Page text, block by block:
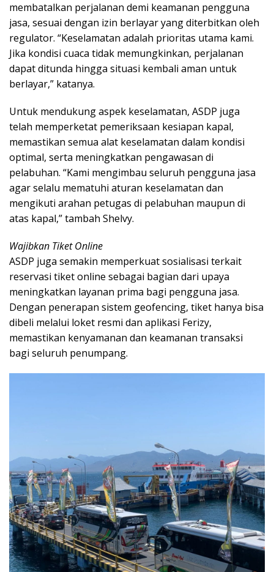
membatalkan perjalanan demi keamanan pengguna
jasa, sesuai dengan izin berlayar yang diterbitkan oleh
regulator. “Keselamatan adalah prioritas utama kami.
Jika kondisi cuaca tidak memungkinkan, perjalanan
dapat ditunda hingga situasi kembali aman untuk
berlayar,” katanya.
Untuk mendukung aspek keselamatan, ASDP juga
telah memperketat pemeriksaan kesiapan kapal,
memastikan semua alat keselamatan dalam kondisi
optimal, serta meningkatkan pengawasan di
pelabuhan. “Kami mengimbau seluruh pengguna jasa
agar selalu mematuhi aturan keselamatan dan
mengikuti arahan petugas di pelabuhan maupun di
atas kapal,” tambah Shelvy.
Wajibkan Tiket Online
ASDP juga semakin memperkuat sosialisasi terkait
reservasi tiket online sebagai bagian dari upaya
meningkatkan layanan prima bagi pengguna jasa.
Dengan penerapan sistem geofencing, tiket hanya bisa
dibeli melalui loket resmi dan aplikasi Ferizy,
memastikan kenyamanan dan keamanan transaksi
bagi seluruh penumpang.